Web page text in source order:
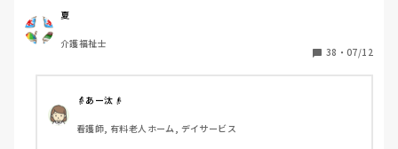
夏
介護福祉士
38 ・ 07/12
👵あー汰👴
看護師, 有料老人ホーム, デイサービス